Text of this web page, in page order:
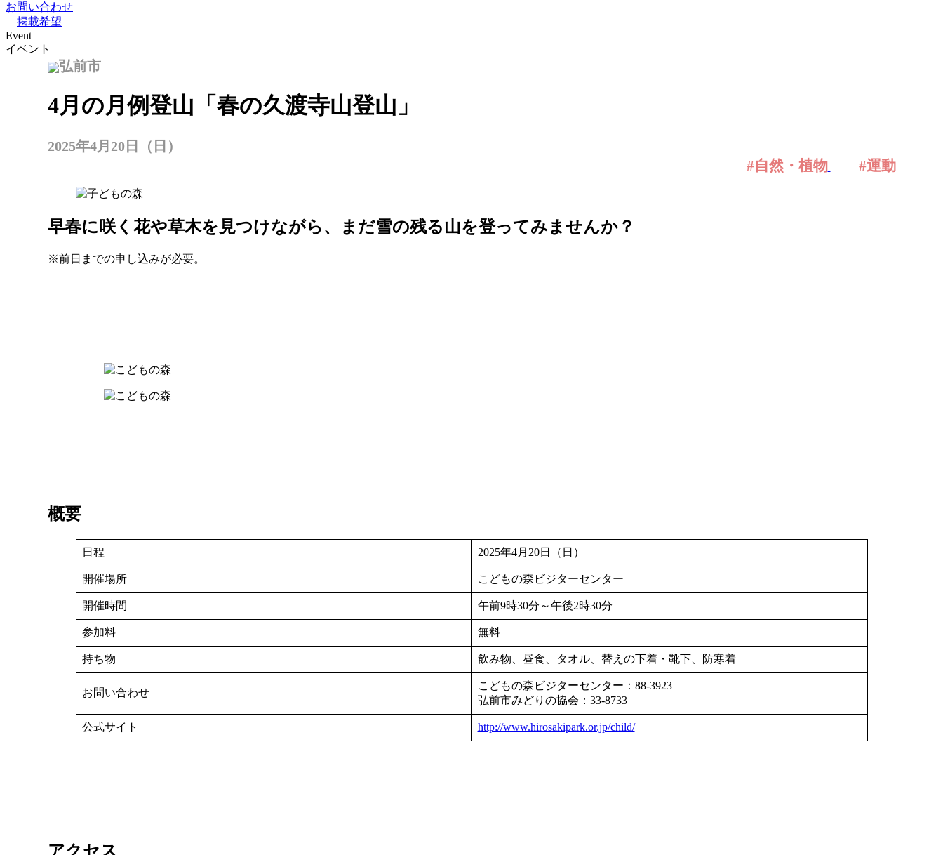
お問い合わせ
掲載希望
Event
イベント
弘前市
4月の月例登山「春の久渡寺山登山」
2025年4月20日（日）
#自然・植物 #運動
早春に咲く花や草木を見つけながら、まだ雪の残る山を登ってみませんか？
※前日までの申し込みが必要。
概要
日程 2025年4月20日（日）
開催場所 こどもの森ビジターセンター
開催時間 午前9時30分～午後2時30分
参加料 無料
持ち物 飲み物、昼食、タオル、替えの下着・靴下、防寒着
お問い合わせ
こどもの森ビジターセンター：88-3923
弘前市みどりの協会：33-8733
公式サイト http://www.hirosakipark.or.jp/child/
アクセス